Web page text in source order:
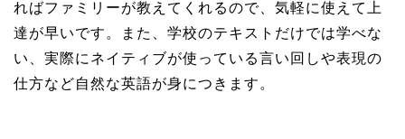
ればファミリーが教えてくれるので、気軽に使えて上
達が早いです。また、学校のテキストだけでは学べな
い、実際にネイティブが使っている言い回しや表現の
仕方など自然な英語が身につきます。